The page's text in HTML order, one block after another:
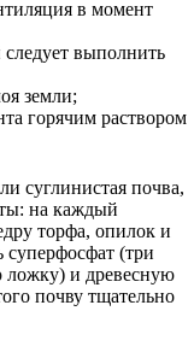
в момент
выполнить
земли;
горячим раствором
суглинистая почва,
на каждый
торфа, опилок и
суперфосфат (три
ложку) и древесную
почву тщательно